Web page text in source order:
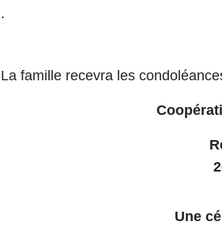
.
La famille recevra les
Une